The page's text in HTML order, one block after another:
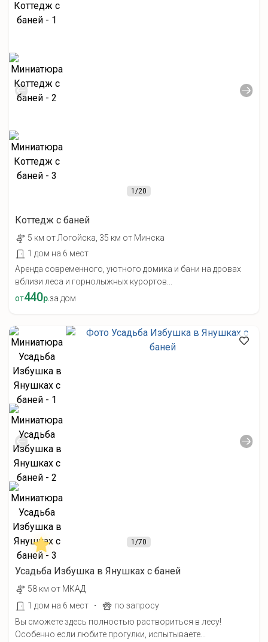
1/20
Коттедж с баней
5 км от Лoгойcка, 35 км от Минска
1 дом на 6 мест
Аренда современного, уютного домика и бани на дровах
вблизи леса и горнолыжных курортов...
от440р.за дом
1/70
Усадьба Избушка в Янушках с баней
58 км от МКАД
1 дом на 6 мест
·
по запросу
Вы сможете здесь полностью раствориться в лесу!
Особенно если любите прогулки, испытываете...